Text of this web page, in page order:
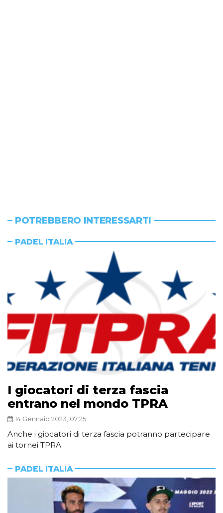
POTREBBERO INTERESSARTI
PADEL ITALIA
I giocatori di terza fascia
entrano nel mondo TPRA
14 Gennaio 2023, 07:25
Anche i giocatori di terza fascia potranno partecipare
ai tornei TPRA
PADEL ITALIA